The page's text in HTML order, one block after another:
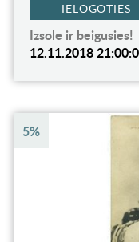
IELOGOTIES
Izsole ir beigusies!
12.11.2018
5%